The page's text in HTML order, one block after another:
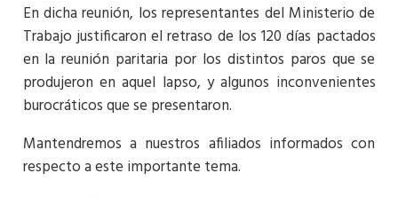
En dicha reunión, los representantes del Ministerio de
Trabajo justificaron el retraso de los 120 días pactados
en la reunión paritaria por los distintos paros que se
produjeron en aquel lapso, y algunos inconvenientes
burocráticos que se presentaron.
Mantendremos a nuestros afiliados informados con
respecto a este importante tema.